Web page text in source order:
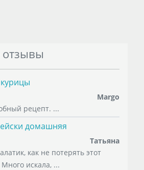
Margo
рецепт. ...
домашняя
Татьяна
как не потерять этот
искала, ...